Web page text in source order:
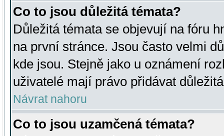
Co to jsou důležitá témata?
Důležitá témata se objevují na fóru
na první stránce. Jsou často velmi
kde jsou. Stejně jako u oznámení
uživatelé mají právo přidávat
Návrat nahoru
Co to jsou uzamčená témata?